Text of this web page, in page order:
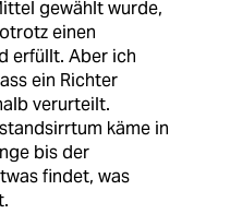
gewählt wurde,
einen
erfüllt. Aber ich
ein Richter
verurteilt.
käme in
bis der
findet, was